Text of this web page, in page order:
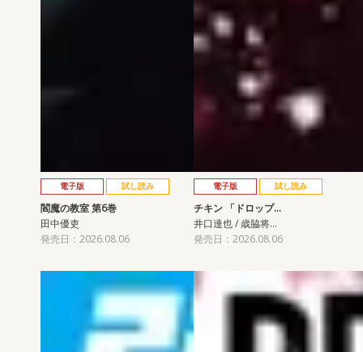
電子版 試し読み
閻魔の教室 第6巻
田中優吏
発売日：2026.08.06
電子版 試し読み
チキン 「ドロップ…
井口達也 / 歳脇将…
発売日：2026.08.06